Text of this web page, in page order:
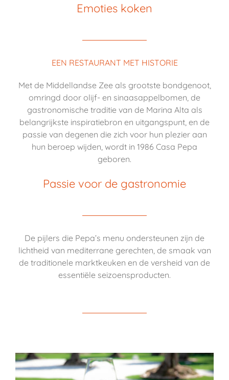
Emoties koken
EEN RESTAURANT MET HISTORIE
Met de Middellandse Zee als grootste bondgenoot,
omringd door olijf- en sinaasappelbomen, de
gastronomische traditie van de Marina Alta als
belangrijkste inspiratiebron en uitgangspunt, en de
passie van degenen die zich voor hun plezier aan
hun beroep wijden, wordt in 1986 Casa Pepa
geboren.
Passie voor de gastronomie
De pijlers die Pepa’s menu ondersteunen zijn de
lichtheid van mediterrane gerechten, de smaak van
de traditionele marktkeuken en de versheid van de
essentiële seizoensproducten.